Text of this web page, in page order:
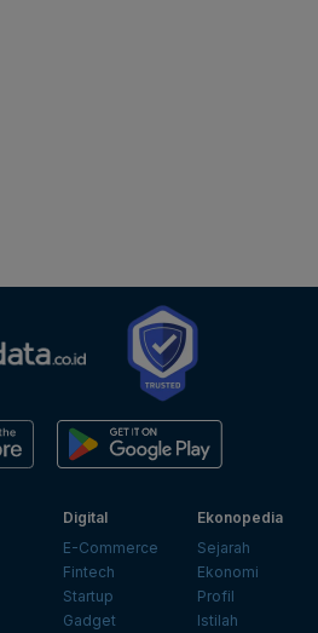
Digital
E-Commerce
Fintech
Startup
Gadget
Ekonopedia
Sejarah
Ekonomi
Profil
Istilah